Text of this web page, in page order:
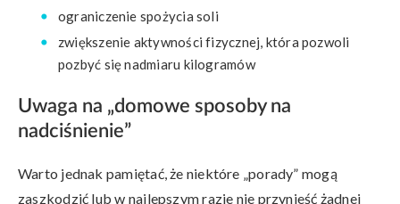
ograniczenie spożycia soli
zwiększenie aktywności fizycznej, która pozwoli
pozbyć się nadmiaru kilogramów
Uwaga na „domowe sposoby na
nadciśnienie”
Warto jednak pamiętać, że niektóre „porady” mogą
zaszkodzić lub w najlepszym razie nie przynieść żadnej